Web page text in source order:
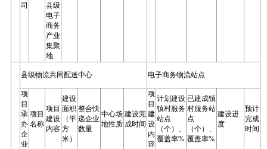
司
县级
电子
商务
产业
集聚
地
县级物流共同配送中心 电子商务物流站点
项
目
承
办
企
业
项目
名称
项目
建设
内容
建设
面积
（平
方
米）
整合快
递企业
数量
中心场
地性质
建设完
成时间
项
目
建
设
内
容
计划建设
镇村服务
站点
（个）、
覆盖率%
已建成镇
村服务站
点
（个）、
覆盖率%
建设进
度
预计
完成
时间